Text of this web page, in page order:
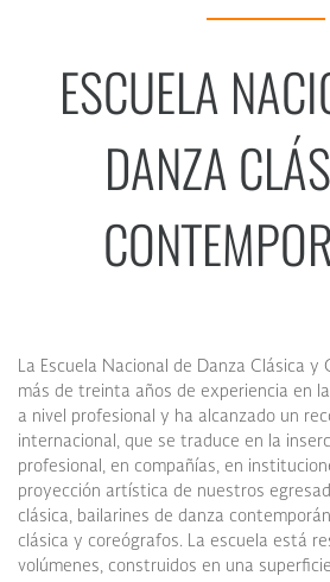
ESCUELA
DANZA
La Escuela Nacional de Danza Clásica
más de treinta años de experiencia en
a nivel profesional y ha alcanzado un
internacional, que se traduce en la
profesional, en compañías, en
proyección artística de nuestros
clásica, bailarines de danza
clásica y coreógrafos. La escuela está resuelta en tres
volúmenes, construidos en una